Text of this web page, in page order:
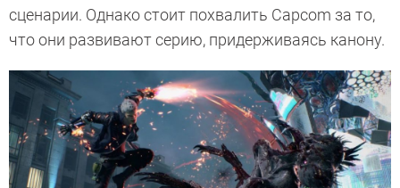
сценарии. Однако стоит похвалить Capcom за то,
что они развивают серию, придерживаясь канону.